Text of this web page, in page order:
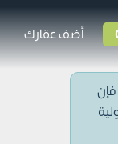
أضف عقارك